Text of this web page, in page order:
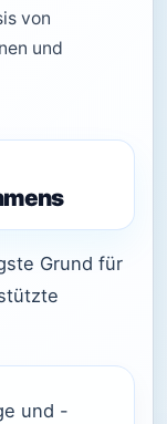
von
und
Grund für
und -